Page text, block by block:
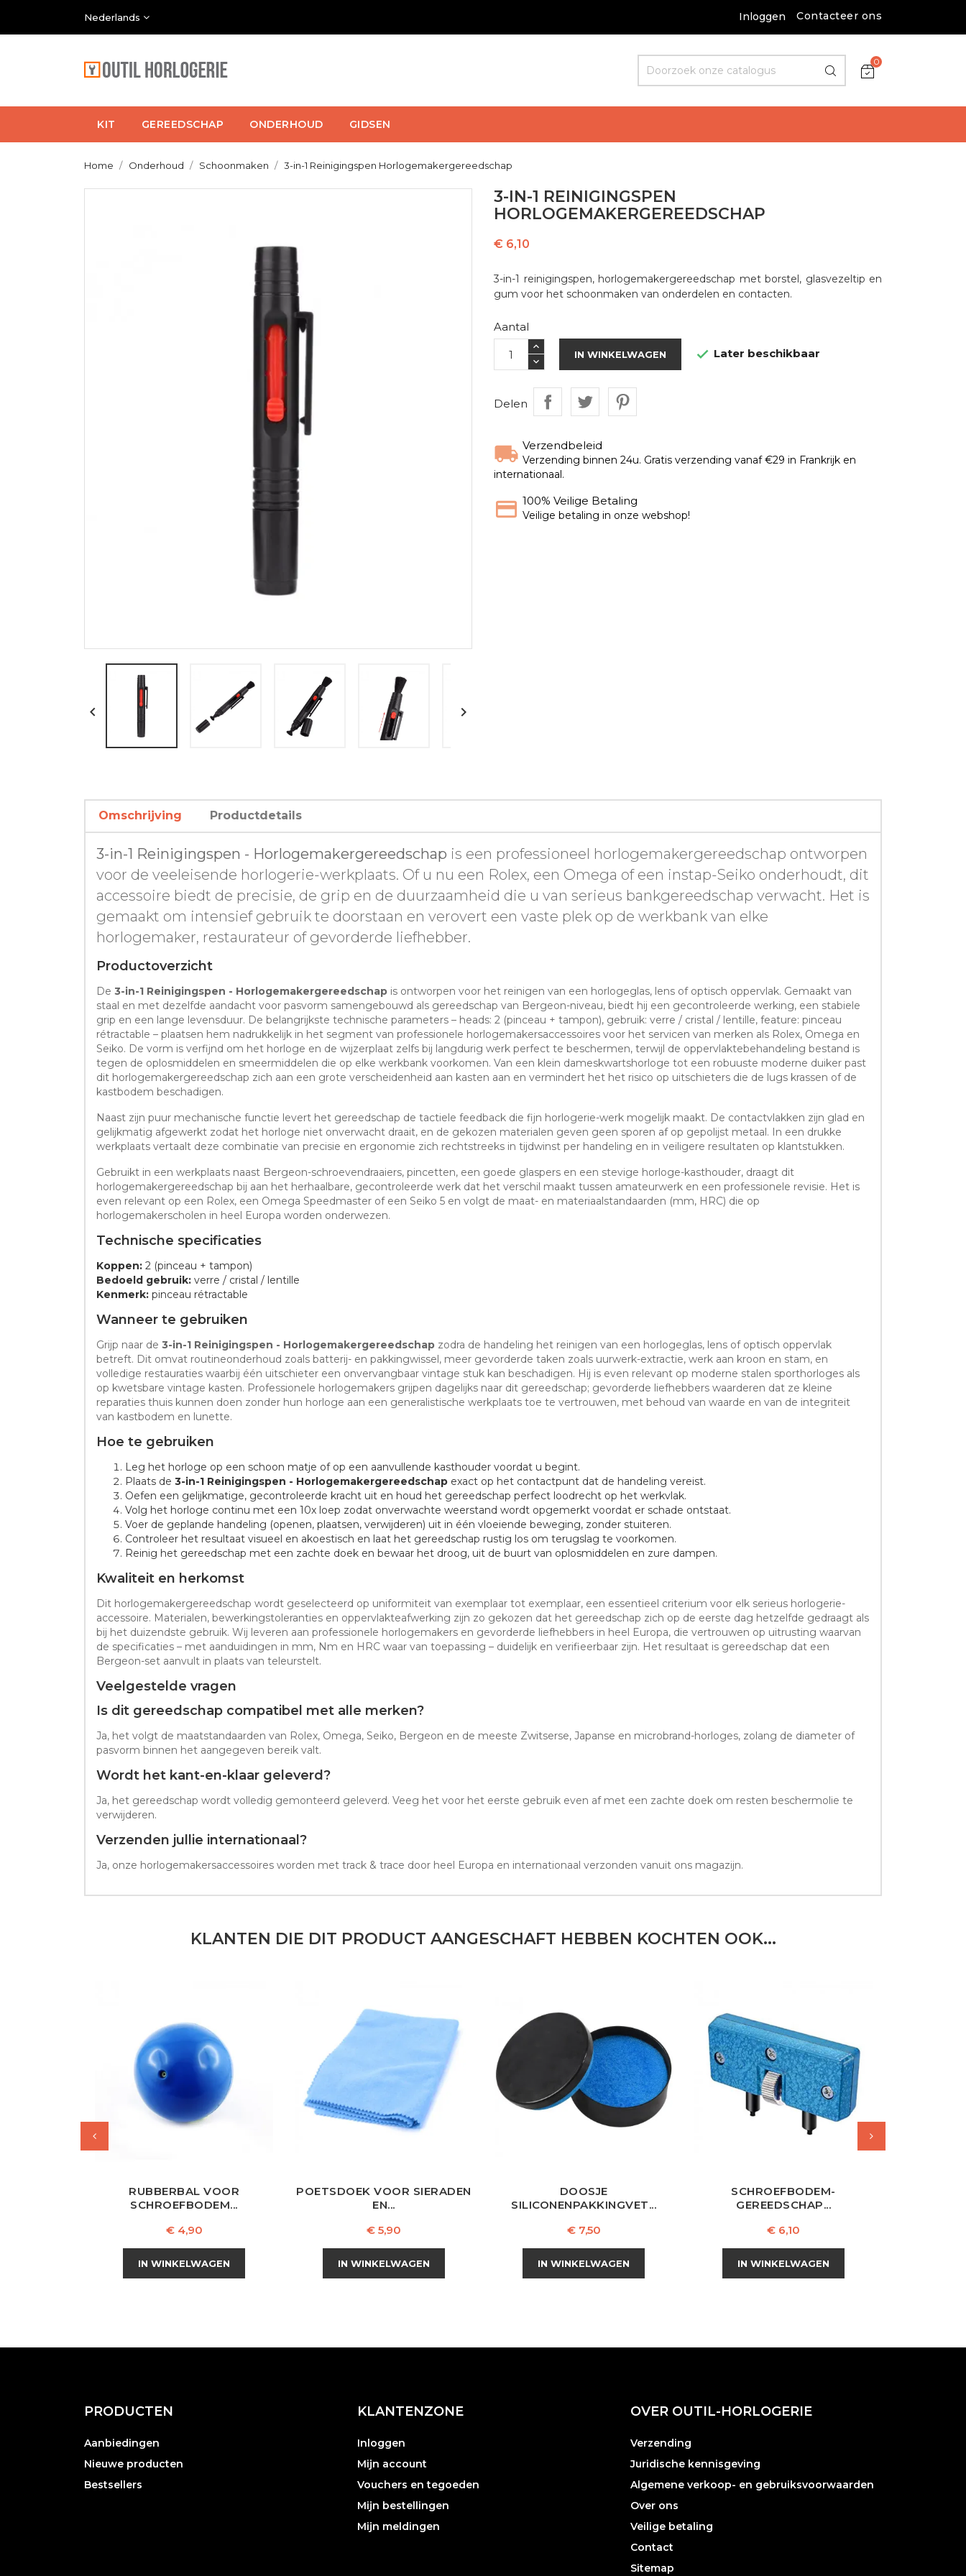
Nederlands Inloggen Contacteer ons
0
KIT GEREEDSCHAP ONDERHOUD GIDSEN
Home Onderhoud Schoonmaken 3-in-1 Reinigingspen Horlogemakergereedschap
 
3-IN-1 REINIGINGSPEN
HORLOGEMAKERGEREEDSCHAP
€ 6,10
3-in-1 reinigingspen, horlogemakergereedschap met borstel, glasvezeltip en
gum voor het schoonmaken van onderdelen en contacten.
Aantal
IN WINKELWAGEN  Later beschikbaar
Delen
Verzendbeleid
Verzending binnen 24u. Gratis verzending vanaf €29 in Frankrijk en
internationaal.
100% Veilige Betaling
Veilige betaling in onze webshop!
Omschrijving Productdetails
3-in-1 Reinigingspen - Horlogemakergereedschap is een professioneel horlogemakergereedschap ontworpen
voor de veeleisende horlogerie-werkplaats. Of u nu een Rolex, een Omega of een instap-Seiko onderhoudt, dit
accessoire biedt de precisie, de grip en de duurzaamheid die u van serieus bankgereedschap verwacht. Het is
gemaakt om intensief gebruik te doorstaan en verovert een vaste plek op de werkbank van elke
horlogemaker, restaurateur of gevorderde liefhebber.
Productoverzicht
De 3-in-1 Reinigingspen - Horlogemakergereedschap is ontworpen voor het reinigen van een horlogeglas, lens of optisch oppervlak. Gemaakt van
staal en met dezelfde aandacht voor pasvorm samengebouwd als gereedschap van Bergeon-niveau, biedt hij een gecontroleerde werking, een stabiele
grip en een lange levensduur. De belangrijkste technische parameters – heads: 2 (pinceau + tampon), gebruik: verre / cristal / lentille, feature: pinceau
rétractable – plaatsen hem nadrukkelijk in het segment van professionele horlogemakersaccessoires voor het servicen van merken als Rolex, Omega en
Seiko. De vorm is verfijnd om het horloge en de wijzerplaat zelfs bij langdurig werk perfect te beschermen, terwijl de oppervlaktebehandeling bestand is
tegen de oplosmiddelen en smeermiddelen die op elke werkbank voorkomen. Van een klein dameskwartshorloge tot een robuuste moderne duiker past
dit horlogemakergereedschap zich aan een grote verscheidenheid aan kasten aan en vermindert het het risico op uitschieters die de lugs krassen of de
kastbodem beschadigen.
Naast zijn puur mechanische functie levert het gereedschap de tactiele feedback die fijn horlogerie-werk mogelijk maakt. De contactvlakken zijn glad en
gelijkmatig afgewerkt zodat het horloge niet onverwacht draait, en de gekozen materialen geven geen sporen af op gepolijst metaal. In een drukke
werkplaats vertaalt deze combinatie van precisie en ergonomie zich rechtstreeks in tijdwinst per handeling en in veiligere resultaten op klantstukken.
Gebruikt in een werkplaats naast Bergeon-schroevendraaiers, pincetten, een goede glaspers en een stevige horloge-kasthouder, draagt dit
horlogemakergereedschap bij aan het herhaalbare, gecontroleerde werk dat het verschil maakt tussen amateurwerk en een professionele revisie. Het is
even relevant op een Rolex, een Omega Speedmaster of een Seiko 5 en volgt de maat- en materiaalstandaarden (mm, HRC) die op
horlogemakerscholen in heel Europa worden onderwezen.
Technische specificaties
Koppen: 2 (pinceau + tampon)
Bedoeld gebruik: verre / cristal / lentille
Kenmerk: pinceau rétractable
Wanneer te gebruiken
Grijp naar de 3-in-1 Reinigingspen - Horlogemakergereedschap zodra de handeling het reinigen van een horlogeglas, lens of optisch oppervlak
betreft. Dit omvat routineonderhoud zoals batterij- en pakkingwissel, meer gevorderde taken zoals uurwerk-extractie, werk aan kroon en stam, en
volledige restauraties waarbij één uitschieter een onvervangbaar vintage stuk kan beschadigen. Hij is even relevant op moderne stalen sporthorloges als
op kwetsbare vintage kasten. Professionele horlogemakers grijpen dagelijks naar dit gereedschap; gevorderde liefhebbers waarderen dat ze kleine
reparaties thuis kunnen doen zonder hun horloge aan een generalistische werkplaats toe te vertrouwen, met behoud van waarde en van de integriteit
van kastbodem en lunette.
Hoe te gebruiken
Leg het horloge op een schoon matje of op een aanvullende kasthouder voordat u begint.
Plaats de 3-in-1 Reinigingspen - Horlogemakergereedschap exact op het contactpunt dat de handeling vereist.
Oefen een gelijkmatige, gecontroleerde kracht uit en houd het gereedschap perfect loodrecht op het werkvlak.
Volg het horloge continu met een 10x loep zodat onverwachte weerstand wordt opgemerkt voordat er schade ontstaat.
Voer de geplande handeling (openen, plaatsen, verwijderen) uit in één vloeiende beweging, zonder stuiteren.
Controleer het resultaat visueel en akoestisch en laat het gereedschap rustig los om terugslag te voorkomen.
Reinig het gereedschap met een zachte doek en bewaar het droog, uit de buurt van oplosmiddelen en zure dampen.
Kwaliteit en herkomst
Dit horlogemakergereedschap wordt geselecteerd op uniformiteit van exemplaar tot exemplaar, een essentieel criterium voor elk serieus horlogerie-
accessoire. Materialen, bewerkingstoleranties en oppervlakteafwerking zijn zo gekozen dat het gereedschap zich op de eerste dag hetzelfde gedraagt als
bij het duizendste gebruik. Wij leveren aan professionele horlogemakers en gevorderde liefhebbers in heel Europa, die vertrouwen op uitrusting waarvan
de specificaties – met aanduidingen in mm, Nm en HRC waar van toepassing – duidelijk en verifieerbaar zijn. Het resultaat is gereedschap dat een
Bergeon-set aanvult in plaats van teleurstelt.
Veelgestelde vragen
Is dit gereedschap compatibel met alle merken?
Ja, het volgt de maatstandaarden van Rolex, Omega, Seiko, Bergeon en de meeste Zwitserse, Japanse en microbrand-horloges, zolang de diameter of
pasvorm binnen het aangegeven bereik valt.
Wordt het kant-en-klaar geleverd?
Ja, het gereedschap wordt volledig gemonteerd geleverd. Veeg het voor het eerste gebruik even af met een zachte doek om resten beschermolie te
verwijderen.
Verzenden jullie internationaal?
Ja, onze horlogemakersaccessoires worden met track & trace door heel Europa en internationaal verzonden vanuit ons magazijn.
KLANTEN DIE DIT PRODUCT AANGESCHAFT HEBBEN KOCHTEN OOK...
RUBBERBAL VOOR
SCHROEFBODEM...
Prijs
€ 4,90
IN WINKELWAGEN
POETSDOEK VOOR SIERADEN
EN...
Prijs
€ 5,90
IN WINKELWAGEN
DOOSJE
SILICONENPAKKINGVET...
Prijs
€ 7,50
IN WINKELWAGEN
SCHROEFBODEM-
GEREEDSCHAP...
Prijs
€ 6,10
IN WINKELWAGEN
PRODUCTEN
Aanbiedingen
Nieuwe producten
Bestsellers
KLANTENZONE
Inloggen
Mijn account
Vouchers en tegoeden
Mijn bestellingen
Mijn meldingen
OVER OUTIL-HORLOGERIE
Verzending
Juridische kennisgeving
Algemene verkoop- en gebruiksvoorwaarden
Over ons
Veilige betaling
Contact
Sitemap